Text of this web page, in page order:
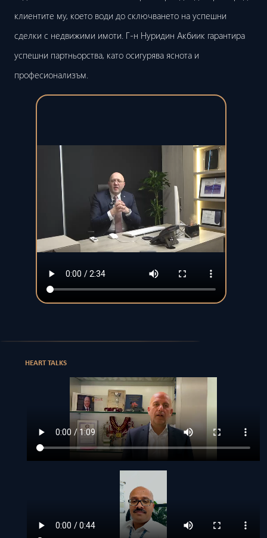
клиентите му, което води до сключването на успешни
сделки с недвижими имоти. Г-н Нуридин Акбиик гарантира
успешни партньорства, като осигурява яснота и
професионализъм.
HEART TALKS